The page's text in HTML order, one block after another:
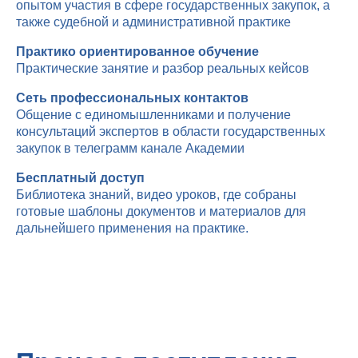
опытом участия в сфере государственных закупок, а
также судебной и административной практике
Практико ориентированное обучение
Практические занятие и разбор реальных кейсов
Сеть профессиональных контактов
Общение с единомышленниками и получение
консультаций экспертов в области государственных
закупок в телеграмм канале Академии
Бесплатный доступ
Библиотека знаний, видео уроков, где собраны
готовые шаблоны документов и материалов для
дальнейшего применения на практике.